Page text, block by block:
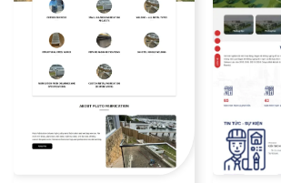
ĐẶT MẪU
XEM DEMO